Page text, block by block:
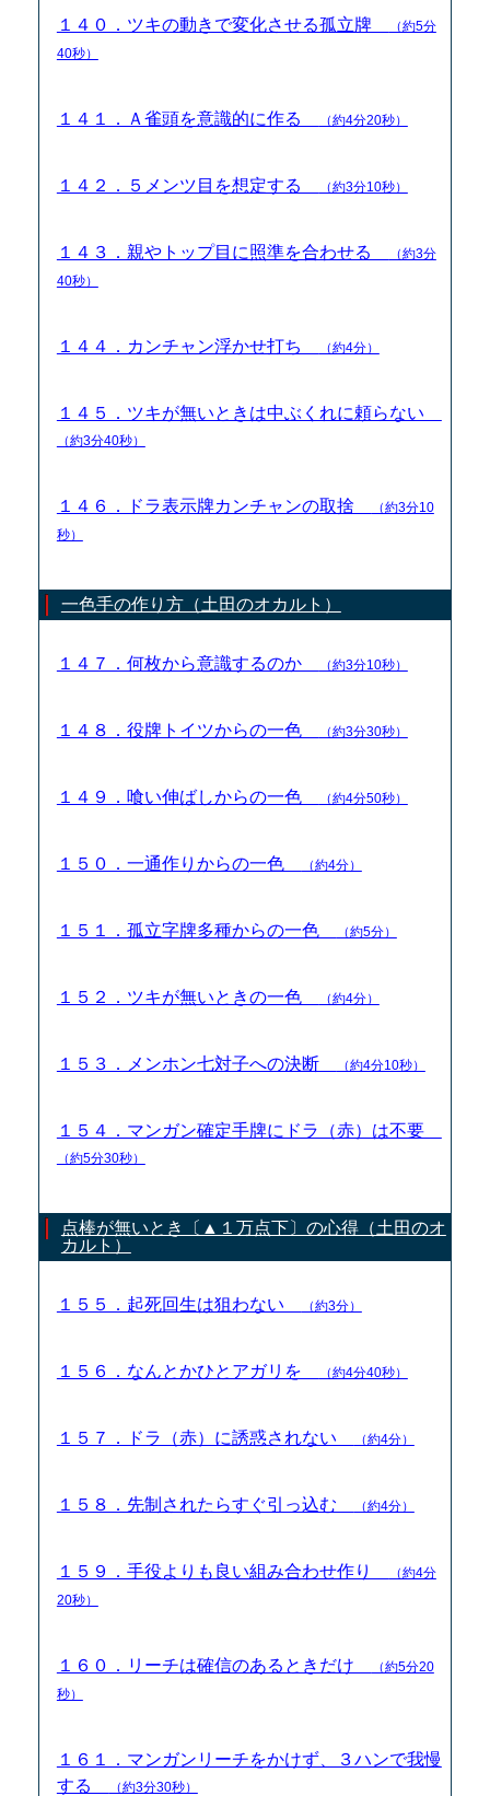
１４０．ツキの動きで変化させる孤立牌
（約5分
40秒）
１４１．Ａ雀頭を意識的に作る （約4分20秒）
１４２．５メンツ目を想定する （約3分10秒）
１４３．親やトップ目に照準を合わせる
（約3分
40秒）
１４４．カンチャン浮かせ打ち （約4分）
１４５．ツキが無いときは中ぶくれに頼らない
（約3分40秒）
１４６．ドラ表示牌カンチャンの取捨
（約3分10
秒）
一色手の作り方（土田のオカルト）
１４７．何枚から意識するのか （約3分10秒）
１４８．役牌トイツからの一色 （約3分30秒）
１４９．喰い伸ばしからの一色 （約4分50秒）
１５０．一通作りからの一色 （約4分）
１５１．孤立字牌多種からの一色 （約5分）
１５２．ツキが無いときの一色 （約4分）
１５３．メンホン七対子への決断 （約4分10秒）
１５４．マンガン確定手牌にドラ（赤）は不要
（約5分30秒）
点棒が無いとき〔▲１万点下〕の心得（土田のオ
カルト）
１５５．起死回生は狙わない （約3分）
１５６．なんとかひとアガリを （約4分40秒）
１５７．ドラ（赤）に誘惑されない （約4分）
１５８．先制されたらすぐ引っ込む （約4分）
１５９．手役よりも良い組み合わせ作り
（約4分
20秒）
１６０．リーチは確信のあるときだけ
（約5分20
秒）
１６１．マンガンリーチをかけず、３ハンで我慢
する
（約3分30秒）